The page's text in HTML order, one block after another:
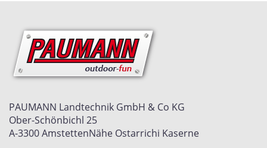
PAUMANN Landtechnik GmbH & Co KG
Ober-Schönbichl 25
A-3300 AmstettenNähe Ostarrichi Kaserne